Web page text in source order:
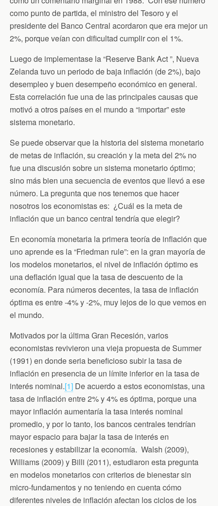
como punto de partida, el ministro del Tesoro y el
presidente del Banco Central acordaron que era mejor un
2%, porque veían con dificultad cumplir con el 1%.
Luego de implementase la “Reserve Bank Act ”, Nueva
Zelanda tuvo un periodo de baja inflación (de 2%), bajo
desempleo y buen desempeño económico en general.
Esta correlación fue una de las principales causas que
motivó a otros países en el mundo a “importar” este
sistema monetario.
Se puede observar que la historia del sistema monetario
de metas de inflación, su creación y la meta del 2% no
fue una discusión sobre un sistema monetario óptimo;
sino más bien una secuencia de eventos que llevó a ese
número. La pregunta que nos tenemos que hacer
nosotros los economistas es: ¿Cuál es la meta de
inflación que un banco central tendría que elegir?
En economía monetaria la primera teoría de inflación que
uno aprende es la “Friedman rule”: en la gran mayoría de
los modelos monetarios, el nivel de inflación óptimo es
una deflación igual que la tasa de descuento de la
economía. Para números decentes, la tasa de inflación
óptima es entre -4% y -2%, muy lejos de lo que vemos en
el mundo.
Motivados por la última Gran Recesión, varios
economistas revivieron una vieja propuesta de Summer
(1991) en donde seria beneficioso subir la tasa de
inflación en presencia de un límite inferior en la tasa de
interés nominal.[1] De acuerdo a estos economistas, una
tasa de inflación entre 2% y 4% es óptima, porque una
mayor inflación aumentaría la tasa interés nominal
promedio, y por lo tanto, los bancos centrales tendrían
mayor espacio para bajar la tasa de interés en
recesiones y estabilizar la economía. Walsh (2009),
Williams (2009) y Billi (2011), estudiaron esta pregunta
en modelos monetarios con criterios de bienestar sin
micro-fundamentos y no teniendo en cuenta cómo
diferentes niveles de inflación afectan los ciclos de los